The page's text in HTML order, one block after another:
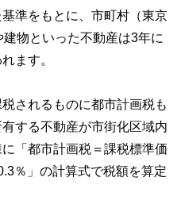
準をもとに、市町村（東京
物といった不動産は3年に
ます。
されるものに都市計画税も
する不動産が市街化区域内
「都市計画税＝課税標準価
％」の計算式で税額を算定